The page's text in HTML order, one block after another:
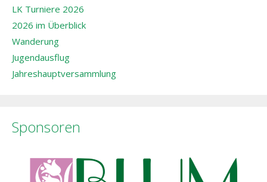
LK Turniere 2026
2026 im Überblick
Wanderung
Jugendausflug
Jahreshauptversammlung
Sponsoren